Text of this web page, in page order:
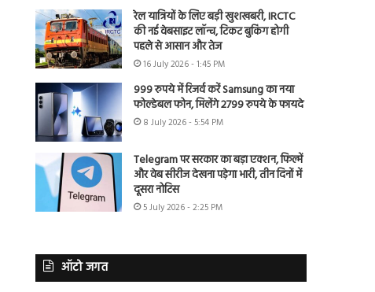
रेल यात्रियों के लिए बड़ी खुशखबरी, IRCTC
की नई वेबसाइट लॉन्च, टिकट बुकिंग होगी
पहले से आसान और तेज
16 July 2026 - 1:45 PM
999 रुपये में रिजर्व करें Samsung का नया
फोल्डेबल फोन, मिलेंगे 2799 रुपये के फायदे
8 July 2026 - 5:54 PM
Telegram पर सरकार का बड़ा एक्शन, फिल्में
और वेब सीरीज देखना पड़ेगा भारी, तीन दिनों में
दूसरा नोटिस
5 July 2026 - 2:25 PM
ऑटो जगत